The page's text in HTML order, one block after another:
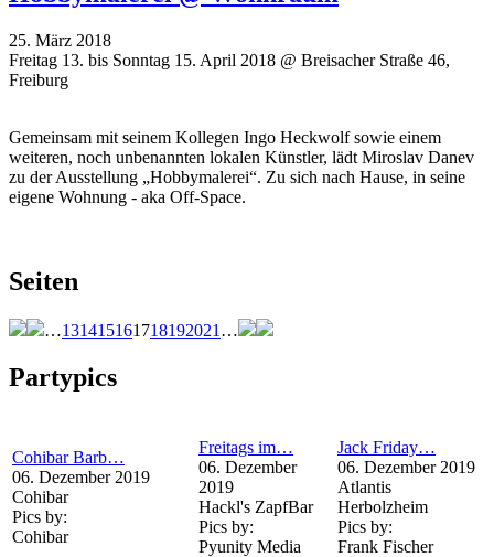
25. März 2018
Freitag 13. bis Sonntag 15. April 2018 @ Breisacher Straße 46,
Freiburg
Gemeinsam mit seinem Kollegen Ingo Heckwolf sowie einem
weiteren, noch unbenannten lokalen Künstler, lädt Miroslav Danev
zu der Ausstellung „Hobbymalerei“. Zu sich nach Hause, in seine
eigene Wohnung - aka Off-Space.
Seiten
…131415161718192021 …
Partypics
Cohibar Barb…
06. Dezember 2019
Cohibar
Pics by:
Cohibar
Freitags im…
06. Dezember
2019
Hackl's ZapfBar
Pics by:
Pyunity Media
Jack Friday…
06. Dezember 2019
Atlantis
Herbolzheim
Pics by:
Frank Fischer